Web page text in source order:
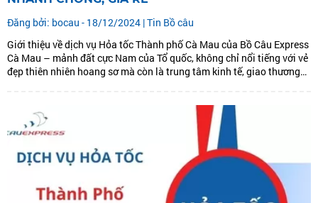
Đăng bởi: bocau - 18/12/2024 |Tin Bồ câu
Giới thiệu về dịch vụ Hỏa tốc Thành phố Cà Mau của Bồ Câu Express
Cà Mau – mảnh đất cực Nam của Tổ quốc, không chỉ nổi tiếng với vẻ
đẹp thiên nhiên hoang sơ mà còn là trung tâm kinh tế, giao thương